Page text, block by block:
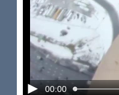
00:00